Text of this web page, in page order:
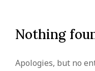
分
会
Nothing
Apologies, but no